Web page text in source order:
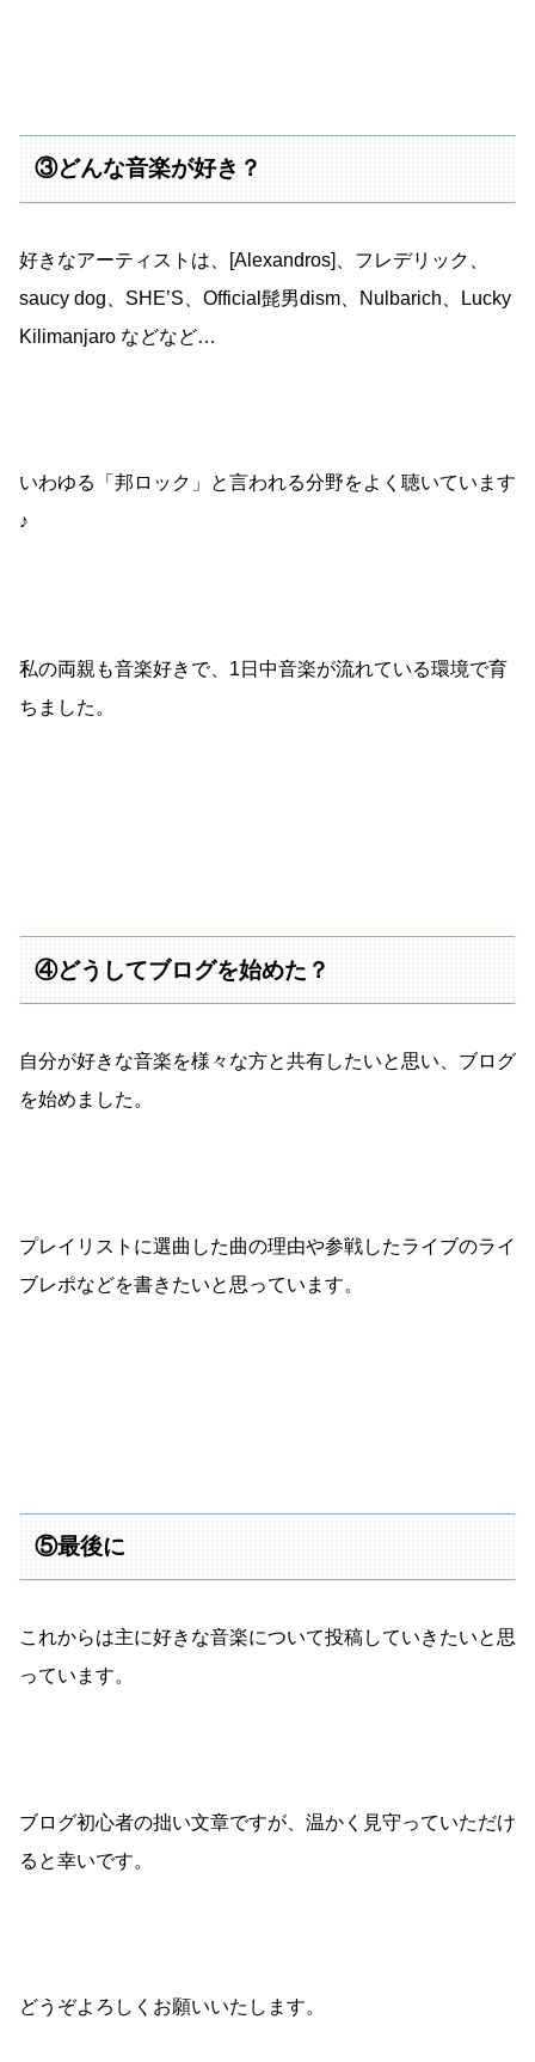
③どんな音楽が好き？
好きなアーティストは、[Alexandros]、フレデリック、
saucy dog、SHE’S、Official髭男dism、Nulbarich、Lucky
Kilimanjaro などなど…
いわゆる「邦ロック」と言われる分野をよく聴いています
♪
私の両親も音楽好きで、1日中音楽が流れている環境で育
ちました。
④どうしてブログを始めた？
自分が好きな音楽を様々な方と共有したいと思い、ブログ
を始めました。
プレイリストに選曲した曲の理由や参戦したライブのライ
ブレポなどを書きたいと思っています。
⑤最後に
これからは主に好きな音楽について投稿していきたいと思
っています。
ブログ初心者の拙い文章ですが、温かく見守っていただけ
ると幸いです。
どうぞよろしくお願いいたします。